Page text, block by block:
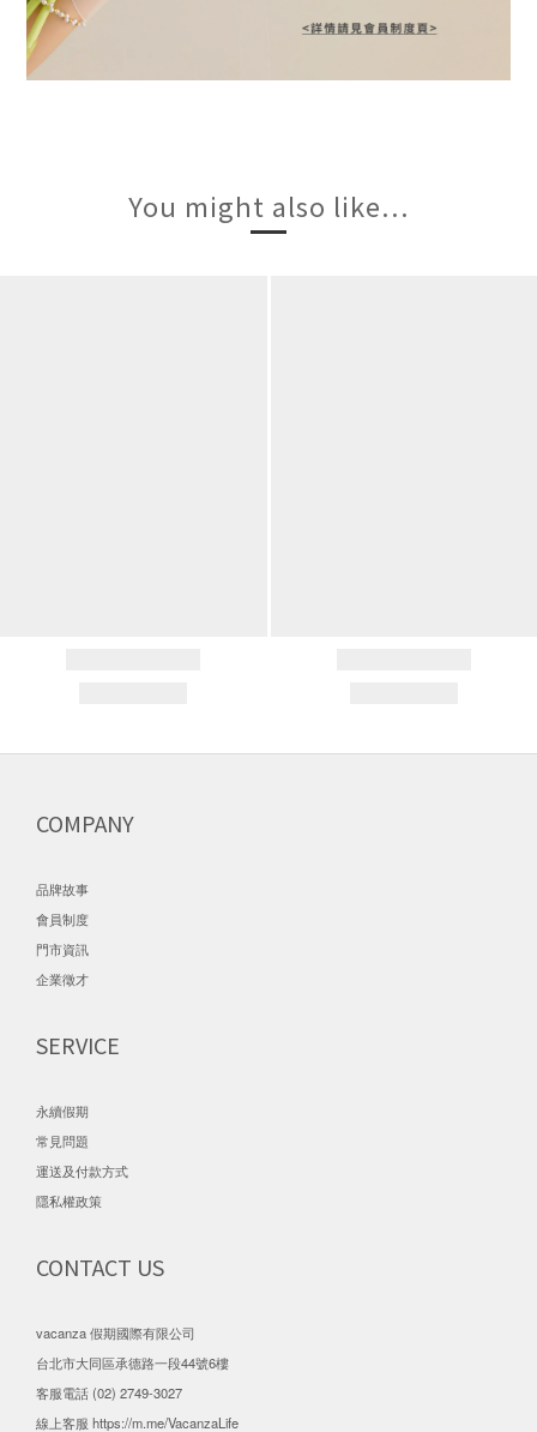
You might also like...
COMPANY
品牌故事
會員制度
門市資訊
企業徵才
SERVICE
永續假期
常見問題
運送及付款方式
隱私權政策
CONTACT US
vacanza 假期國際有限公司
台北市大同區承德路一段44號6樓
客服電話 (02) 2749-3027
線上客服 https://m.me/VacanzaLife